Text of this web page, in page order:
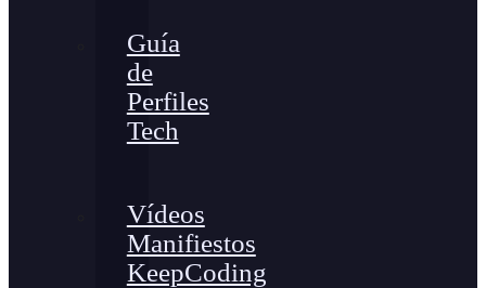
Guía
de
Perfiles
Tech
Vídeos
Manifiestos
KeepCoding